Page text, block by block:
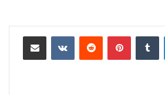
لينكدإن بينتيريست مشاركة عبر البريد